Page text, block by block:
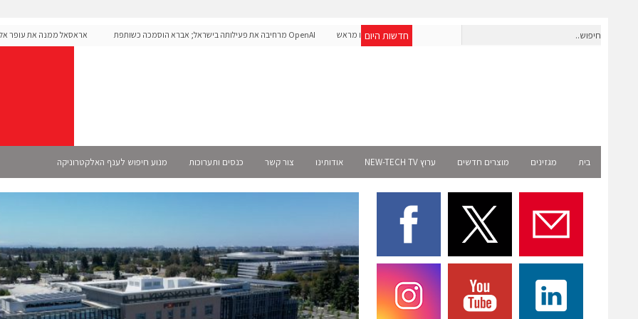
חדשות היום
חברת IAIG גייסה 6 מיליון דולר להקמת חברות תוכנה שנבנו מראש
OpenAI מרחיבה את פעילותה בישראל; אברא הוסמכה כשותפת
אראסאל ממנה את עופר
בית מגזינים מוצרים חדשים ערוץ NEW-TECH TV אודותינו צור קשר כנסים ותערוכות מנוע חיפוש לענף האלקטרוניקה